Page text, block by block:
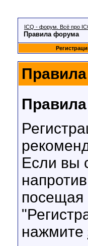
ICQ - форум. Всё про
Правила форума
Если вы
посещая
нажмите